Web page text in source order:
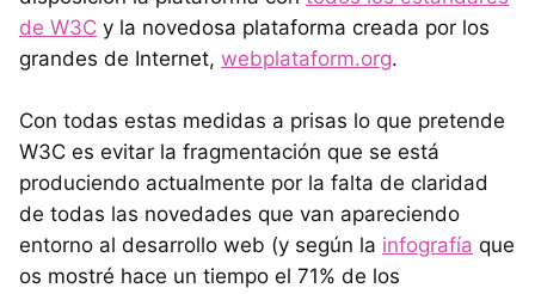
de W3C y la novedosa plataforma creada por los
grandes de Internet, webplataform.org.
Con todas estas medidas a prisas lo que pretende
W3C es evitar la fragmentación que se está
produciendo actualmente por la falta de claridad
de todas las novedades que van apareciendo
entorno al desarrollo web (y según la infografía que
os mostré hace un tiempo el 71% de los